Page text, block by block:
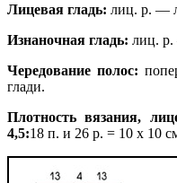
Лицевая гладь: лиц. р. —
Изнаночная гладь: лиц.
Чередование полос:
глади.
Плотность вязания,
4,5:18 п. и 26 р. = 10 х 10